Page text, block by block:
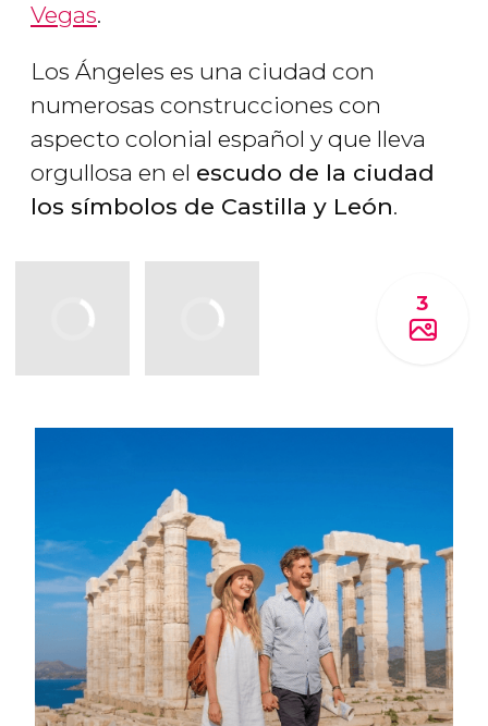
Vegas.
Los Ángeles es una ciudad con
numerosas construcciones con
aspecto colonial español y que lleva
orgullosa en el escudo de la ciudad
los símbolos de Castilla y León.
3